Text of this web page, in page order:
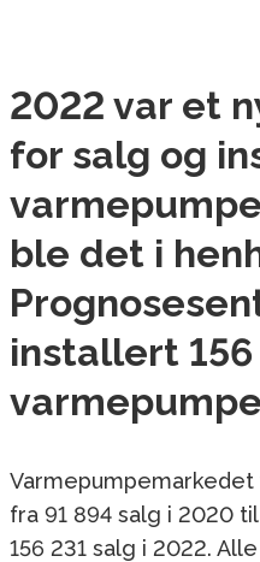
2022 var et
for salg og
ble det i
installert 156
fra 91 894 salg i 2020
156 231 salg i 2022.